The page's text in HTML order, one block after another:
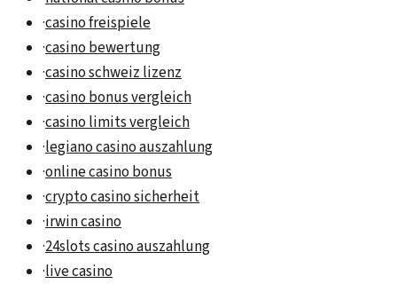
·casino freispiele
·casino bewertung
·casino schweiz lizenz
·casino bonus vergleich
·casino limits vergleich
·legiano casino auszahlung
·online casino bonus
·crypto casino sicherheit
·irwin casino
·24slots casino auszahlung
·live casino